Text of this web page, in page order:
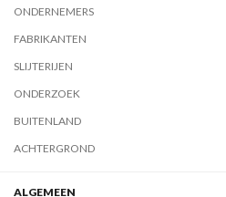
ONDERNEMERS
FABRIKANTEN
SLIJTERIJEN
ONDERZOEK
BUITENLAND
ACHTERGROND
ALGEMEEN